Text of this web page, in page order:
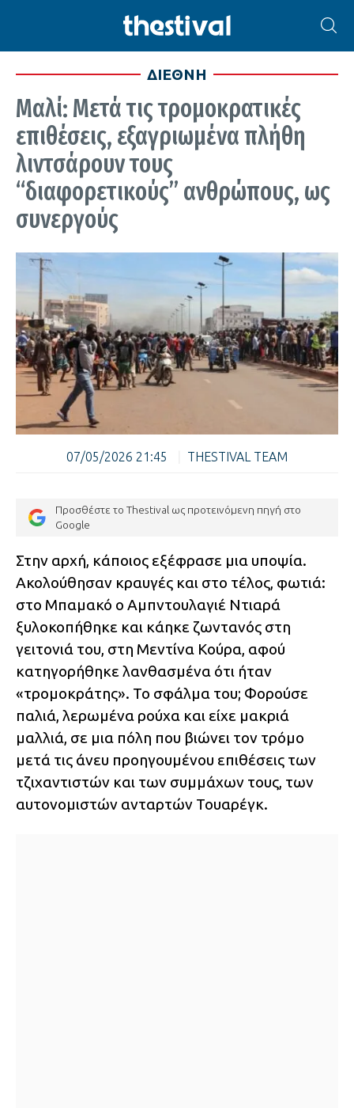
ΔΙΕΘΝΗ
Μαλί: Μετά τις τρομοκρατικές
επιθέσεις, εξαγριωμένα πλήθη
λιντσάρουν τους
“διαφορετικούς” ανθρώπους, ως
συνεργούς
07/05/2026 21:45 THESTIVAL TEAM
Προσθέστε το Thestival ως προτεινόμενη πηγή στο
Google
Στην αρχή, κάποιος εξέφρασε μια υποψία.
Ακολούθησαν κραυγές και στο τέλος, φωτιά:
στο Μπαμακό ο Αμπντουλαγιέ Ντιαρά
ξυλοκοπήθηκε και κάηκε ζωντανός στη
γειτονιά του, στη Μεντίνα Κούρα, αφού
κατηγορήθηκε λανθασμένα ότι ήταν
«τρομοκράτης». Το σφάλμα του; Φορούσε
παλιά, λερωμένα ρούχα και είχε μακριά
μαλλιά, σε μια πόλη που βιώνει τον τρόμο
μετά τις άνευ προηγουμένου επιθέσεις των
τζιχαντιστών και των συμμάχων τους, των
αυτονομιστών ανταρτών Τουαρέγκ.